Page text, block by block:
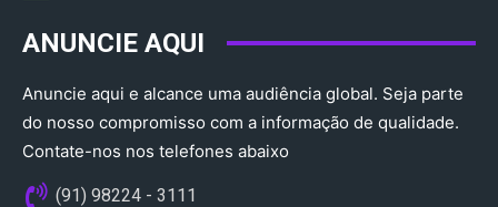
ANUNCIE AQUI
Anuncie aqui e alcance uma audiência global. Seja parte
do nosso compromisso com a informação de qualidade.
Contate-nos nos telefones abaixo
(91) 98224 - 3111